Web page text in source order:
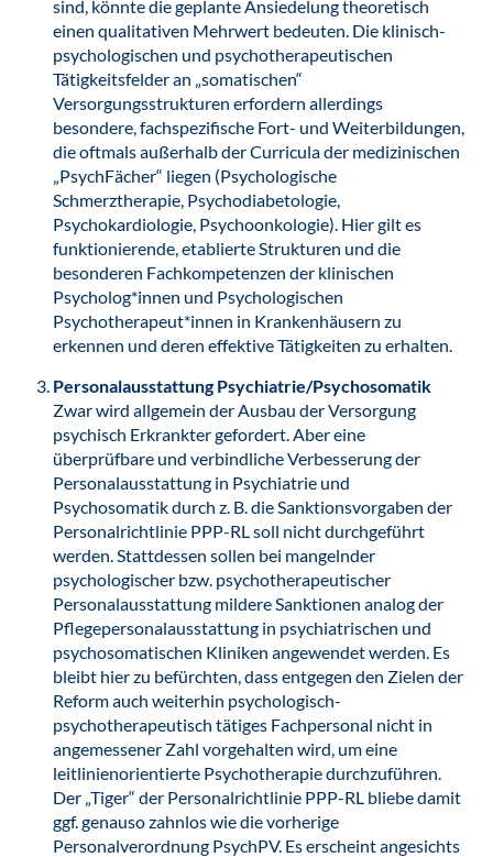
sind, könnte die geplante Ansiedelung theoretisch
einen qualitativen Mehrwert bedeuten. Die klinisch-
psychologischen und psychotherapeutischen
Tätigkeitsfelder an „somatischen“
Versorgungsstrukturen erfordern allerdings
besondere, fachspezifische Fort- und Weiterbildungen,
die oftmals außerhalb der Curricula der medizinischen
„PsychFächer“ liegen (Psychologische
Schmerztherapie, Psychodiabetologie,
Psychokardiologie, Psychoonkologie). Hier gilt es
funktionierende, etablierte Strukturen und die
besonderen Fachkompetenzen der klinischen
Psycholog*innen und Psychologischen
Psychotherapeut*innen in Krankenhäusern zu
erkennen und deren effektive Tätigkeiten zu erhalten.
Personalausstattung Psychiatrie/Psychosomatik
Zwar wird allgemein der Ausbau der Versorgung
psychisch Erkrankter gefordert. Aber eine
überprüfbare und verbindliche Verbesserung der
Personalausstattung in Psychiatrie und
Psychosomatik durch z. B. die Sanktionsvorgaben der
Personalrichtlinie PPP-RL soll nicht durchgeführt
werden. Stattdessen sollen bei mangelnder
psychologischer bzw. psychotherapeutischer
Personalausstattung mildere Sanktionen analog der
Pflegepersonalausstattung in psychiatrischen und
psychosomatischen Kliniken angewendet werden. Es
bleibt hier zu befürchten, dass entgegen den Zielen der
Reform auch weiterhin psychologisch-
psychotherapeutisch tätiges Fachpersonal nicht in
angemessener Zahl vorgehalten wird, um eine
leitlinienorientierte Psychotherapie durchzuführen.
Der „Tiger“ der Personalrichtlinie PPP-RL bliebe damit
ggf. genauso zahnlos wie die vorherige
Personalverordnung PsychPV. Es erscheint angesichts